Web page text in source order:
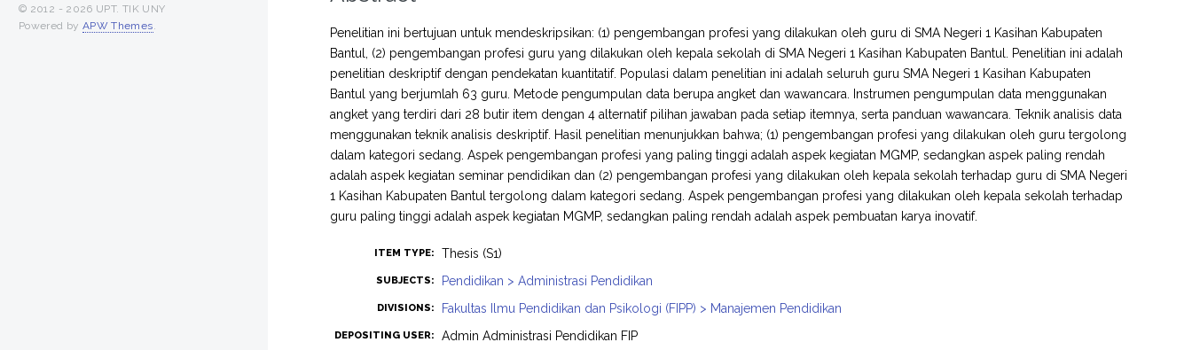
Penelitian ini bertujuan untuk mendeskripsikan: (1) pengembangan profesi yang dilakukan oleh guru di SMA Negeri 1 Kasihan Kabupaten
Bantul, (2) pengembangan profesi guru yang dilakukan oleh kepala sekolah di SMA Negeri 1 Kasihan Kabupaten Bantul. Penelitian ini adalah
penelitian deskriptif dengan pendekatan kuantitatif. Populasi dalam penelitian ini adalah seluruh guru SMA Negeri 1 Kasihan Kabupaten
Bantul yang berjumlah 63 guru. Metode pengumpulan data berupa angket dan wawancara. Instrumen pengumpulan data menggunakan
angket yang terdiri dari 28 butir item dengan 4 alternatif pilihan jawaban pada setiap itemnya, serta panduan wawancara. Teknik analisis data
menggunakan teknik analisis deskriptif. Hasil penelitian menunjukkan bahwa; (1) pengembangan profesi yang dilakukan oleh guru tergolong
dalam kategori sedang. Aspek pengembangan profesi yang paling tinggi adalah aspek kegiatan MGMP, sedangkan aspek paling rendah
adalah aspek kegiatan seminar pendidikan dan (2) pengembangan profesi yang dilakukan oleh kepala sekolah terhadap guru di SMA Negeri
1 Kasihan Kabupaten Bantul tergolong dalam kategori sedang. Aspek pengembangan profesi yang dilakukan oleh kepala sekolah terhadap
guru paling tinggi adalah aspek kegiatan MGMP, sedangkan paling rendah adalah aspek pembuatan karya inovatif.
ITEM TYPE: Thesis (S1)
SUBJECTS: Pendidikan > Administrasi Pendidikan
DIVISIONS: Fakultas Ilmu Pendidikan dan Psikologi (FIPP) > Manajemen Pendidikan
DEPOSITING USER: Admin Administrasi Pendidikan FIP
© 2012 - 2026 UPT. TIK UNY
Powered by APW Themes